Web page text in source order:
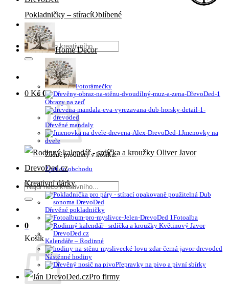
Hledat:
0 Kč 0
Žádné produkty v košíku.
Zpět do obchodu
Hledat:
0
Košík
Pokladničky – stírací
Home Decor
Fotorámečky
Obrazy na zeď
Dřevěné mandaly
Jmenovky na
dveře
Kreativní dárky
Dřevěné pokladničky
Fotoalba
Kalendáře – Rodinné
Nástěnné hodiny
Přepravky na pivo a pivní sbírky
Pro firmy